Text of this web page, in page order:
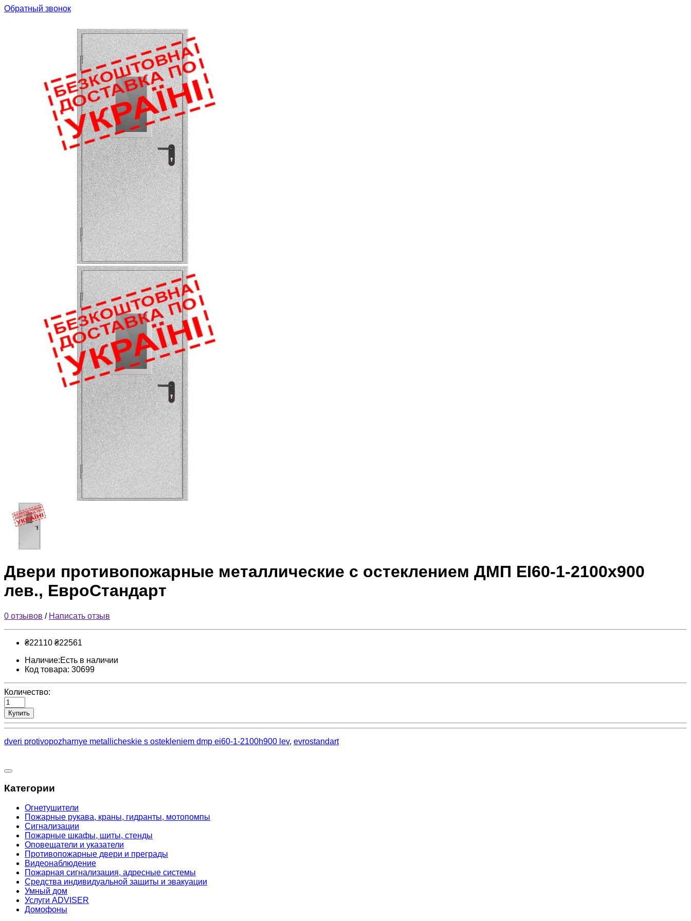
Обратный звонок
Двери противопожарные металлические с остеклением ДМП ЕІ60-1-2100х900
лев., ЕвроСтандарт
0 отзывов / Написать отзыв
₴22110 ₴22561
Наличие:Есть в наличии
Код товара: 30699
Количество:
Купить
dveri protivopozharnye metallicheskie s ostekleniem dmp ei60-1-2100h900 lev, evrostandart
Категории
Огнетушители
Пожарные рукава, краны, гидранты, мотопомпы
Сигнализации
Пожарные шкафы, щиты, стенды
Оповещатели и указатели
Противопожарные двери и преграды
Видеонаблюдение
Пожарная сигнализация, адресные системы
Средства индивидуальной защиты и эвакуации
Умный дом
Услуги ADVISER
Домофоны